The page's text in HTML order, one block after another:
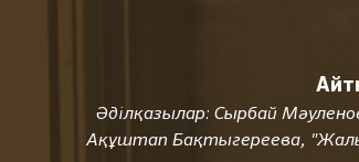
Әділқазылар: Сырбай
Ақұштап Бақтыгереева,